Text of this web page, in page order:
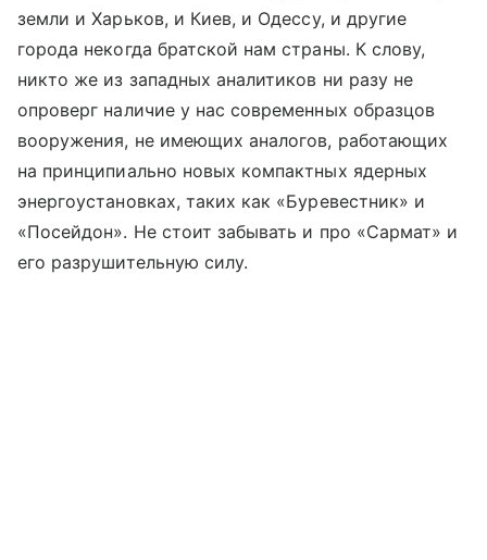
земли и Харьков, и Киев, и Одессу, и другие
города некогда братской нам страны. К слову,
никто же из западных аналитиков ни разу не
опроверг наличие у нас современных образцов
вооружения, не имеющих аналогов, работающих
на принципиально новых компактных ядерных
энергоустановках, таких как «Буревестник» и
«Посейдон». Не стоит забывать и про «Сармат» и
его разрушительную силу.